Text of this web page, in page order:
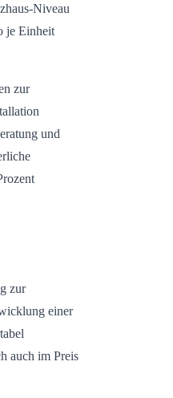
Niveau
je Einheit
zur
und
zur
einer
auch im Preis